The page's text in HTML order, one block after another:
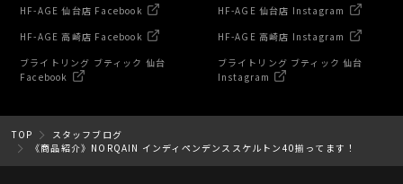
HF-AGE 仙台店 Facebook
HF-AGE 高崎店 Facebook
ブライトリング ブティック 仙台
Facebook
HF-AGE 仙台店 Instagram
HF-AGE 高崎店 Instagram
ブライトリング ブティック 仙台
Instagram
TOP
スタッフブログ
《商品紹介》NORQAIN インディペンデンススケルトン40揃ってます！